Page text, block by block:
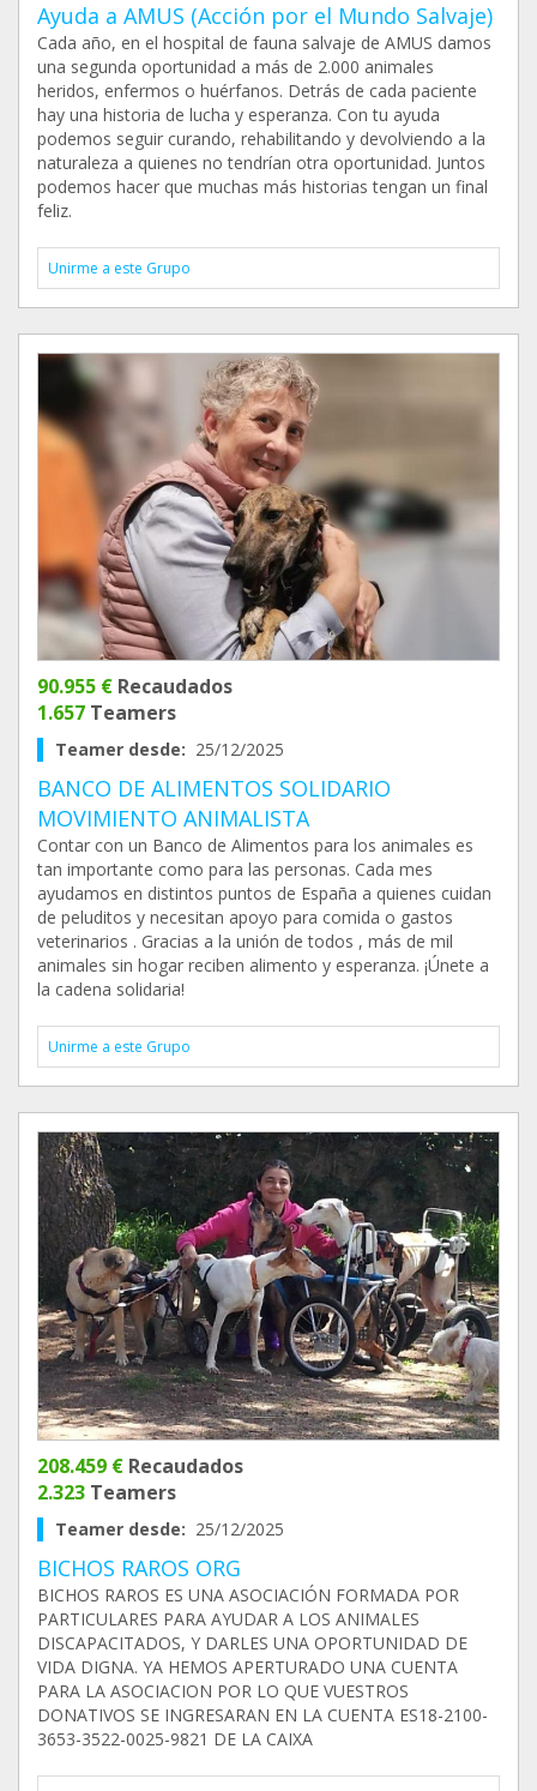
Ayuda a AMUS (Acción por el Mundo Salvaje)
Cada año, en el hospital de fauna salvaje de AMUS damos
una segunda oportunidad a más de 2.000 animales
heridos, enfermos o huérfanos. Detrás de cada paciente
hay una historia de lucha y esperanza. Con tu ayuda
podemos seguir curando, rehabilitando y devolviendo a la
naturaleza a quienes no tendrían otra oportunidad. Juntos
podemos hacer que muchas más historias tengan un final
feliz.
Unirme a este Grupo
90.955 € Recaudados
1.657 Teamers
Teamer desde: 25/12/2025
BANCO DE ALIMENTOS SOLIDARIO
MOVIMIENTO ANIMALISTA
Contar con un Banco de Alimentos para los animales es
tan importante como para las personas. Cada mes
ayudamos en distintos puntos de España a quienes cuidan
de peluditos y necesitan apoyo para comida o gastos
veterinarios . Gracias a la unión de todos , más de mil
animales sin hogar reciben alimento y esperanza. ¡Únete a
la cadena solidaria!
Unirme a este Grupo
208.459 € Recaudados
2.323 Teamers
Teamer desde: 25/12/2025
BICHOS RAROS ORG
BICHOS RAROS ES UNA ASOCIACIÓN FORMADA POR
PARTICULARES PARA AYUDAR A LOS ANIMALES
DISCAPACITADOS, Y DARLES UNA OPORTUNIDAD DE
VIDA DIGNA. YA HEMOS APERTURADO UNA CUENTA
PARA LA ASOCIACION POR LO QUE VUESTROS
DONATIVOS SE INGRESARAN EN LA CUENTA ES18-2100-
3653-3522-0025-9821 DE LA CAIXA